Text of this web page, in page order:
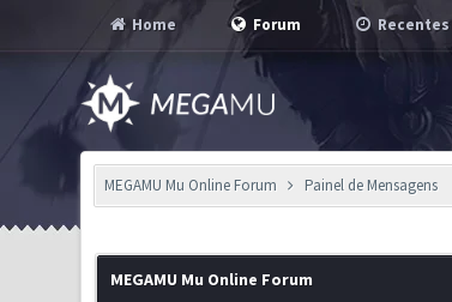
Home Forum Recentes
MEGAMU Mu Online Forum Painel de Mensagens
MEGAMU Mu Online Forum